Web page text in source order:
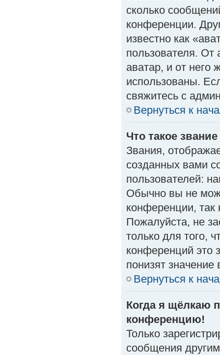
сколько
конференции.
известно как
пользователя. От
аватар, и от него
использованы.
свяжитесь с
Вернуться к
Что такое
Звания,
созданных вами
пользователей:
Обычно вы не
конференции, так
Пожалуйста, не
только для того,
конференций это
понизят
Вернуться к
Когда я щёлкаю
конференцию!
Только
сообщения